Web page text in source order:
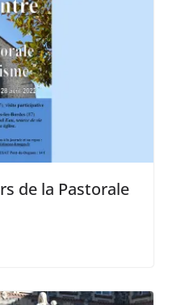
de la Pastorale